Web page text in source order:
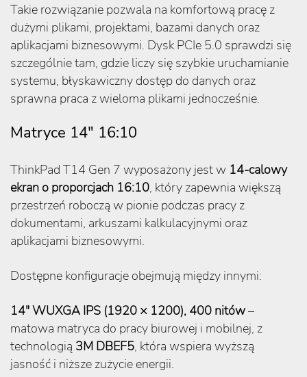
Takie rozwiązanie pozwala na komfortową pracę z
dużymi plikami, projektami, bazami danych oraz
aplikacjami biznesowymi. Dysk PCIe 5.0 sprawdzi się
szczególnie tam, gdzie liczy się szybkie uruchamianie
systemu, błyskawiczny dostęp do danych oraz
sprawna praca z wieloma plikami jednocześnie.
Matryce 14″ 16:10
ThinkPad T14 Gen 7 wyposażony jest w 14-calowy
ekran o proporcjach 16:10, który zapewnia większą
przestrzeń roboczą w pionie podczas pracy z
dokumentami, arkuszami kalkulacyjnymi oraz
aplikacjami biznesowymi.
Dostępne konfiguracje obejmują między innymi:
14″ WUXGA IPS (1920 × 1200), 400 nitów–
matowa matryca do pracy biurowej i mobilnej, z
technologią 3M DBEF5, która wspiera wyższą
jasność i niższe zużycie energii.